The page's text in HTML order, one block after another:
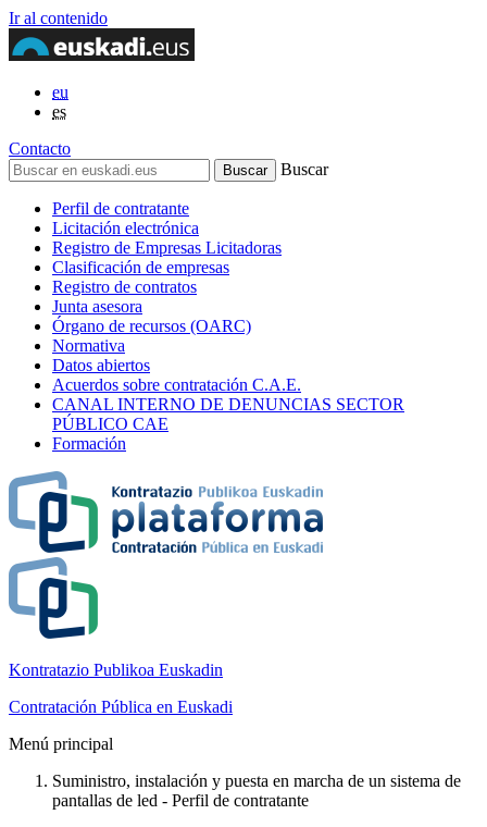
Ir al contenido
eu
es
Contacto
Buscar
Perfil de contratante
Licitación electrónica
Registro de Empresas Licitadoras
Clasificación de empresas
Registro de contratos
Junta asesora
Órgano de recursos (OARC)
Normativa
Datos abiertos
Acuerdos sobre contratación C.A.E.
CANAL INTERNO DE DENUNCIAS SECTOR
PÚBLICO CAE
Formación
Kontratazio Publikoa Euskadin
Contratación Pública en Euskadi
Menú principal
Suministro, instalación y puesta en marcha de un sistema de
pantallas de led - Perfil de contratante